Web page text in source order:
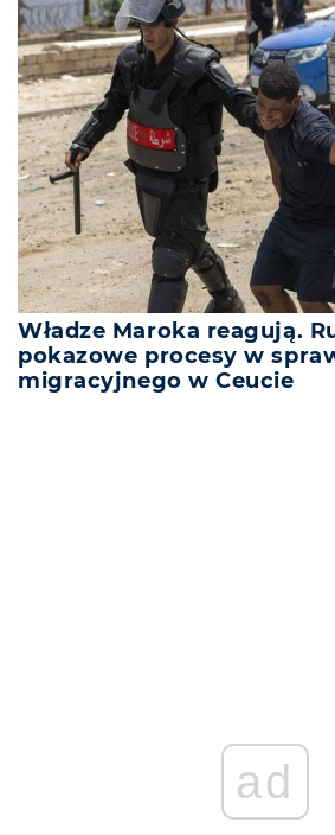
Władze Maroka reagują.
pokazowe procesy w
migracyjnego w Ceucie